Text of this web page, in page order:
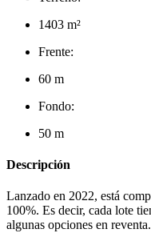
1403 m²
Frente:
60 m
Fondo:
50 m
Descripción
Lanzado en 2022, está
100%. Es decir, cada lote
algunas opciones en reventa.